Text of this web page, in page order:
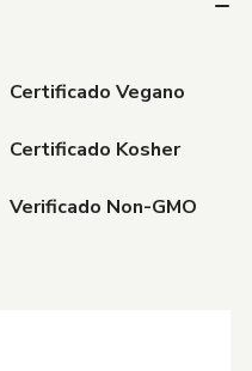
Certificado Vegano
Certificado Kosher
Verificado Non-GMO